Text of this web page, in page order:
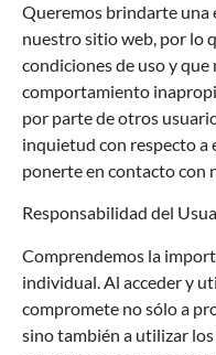
Queremos brindarte una
nuestro sitio web, por lo
condiciones de uso y
comportamiento
por parte de otros
inquietud con respecto a
ponerte en contacto con
Responsabilidad del
Comprendemos la
individual. Al acceder y
compromete no sólo a
sino también a utilizar